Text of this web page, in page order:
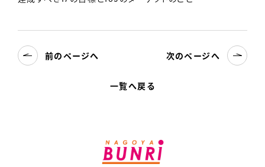
一覧へ戻る
前のページへ 次のページへ